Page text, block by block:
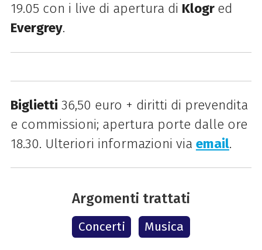
19.05 con i live di apertura di Klogr ed
Evergrey.
Biglietti 36,50 euro + diritti di prevendita
e commissioni; apertura porte dalle ore
18.30. Ulteriori informazioni via email.
Argomenti trattati
Concerti Musica